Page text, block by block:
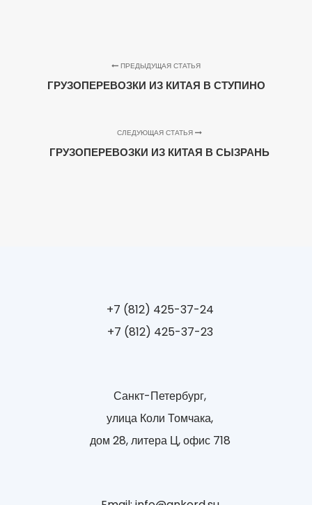
ПРЕДЫДУЩАЯ СТАТЬЯ
ГРУЗОПЕРЕВОЗКИ ИЗ КИТАЯ В СТУПИНО
СЛЕДУЮЩАЯ СТАТЬЯ
ГРУЗОПЕРЕВОЗКИ ИЗ КИТАЯ В СЫЗРАНЬ
+7 (812) 425-37-24
+7 (812) 425-37-23
Санкт-Петербург,
улица Коли Томчака,
дом 28, литера Ц, офис 718